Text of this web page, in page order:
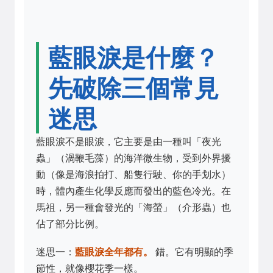
藍眼淚是什麼？
先破除三個常見
迷思
藍眼淚不是眼淚，它主要是由一種叫「夜光
蟲」（渦鞭毛藻）的海洋微生物，受到外界擾
動（像是海浪拍打、船隻行駛、你的手划水）
時，體內產生化學反應而發出的藍色冷光。在
馬祖，另一種會發光的「海螢」（介形蟲）也
佔了部分比例。
迷思一： 藍眼淚全年都有。
錯。它有明顯的季
節性，就像櫻花季一樣。